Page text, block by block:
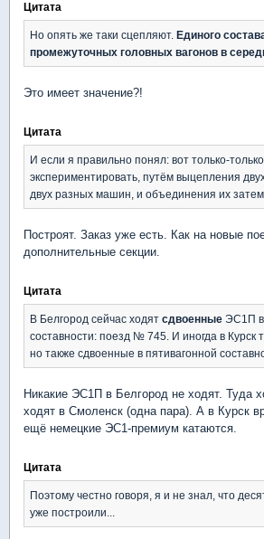
Цитата
Но опять же таки сцепляют. Единого
промежуточных головных вагонов в
Это имеет значение?!
Цитата
И если я правильно понял: вот только-
экспериментировать, путём выцепления
двух разных машин, и объединения их затем
Построят. Заказ уже есть. Как на новые
дополнительные секции.
Цитата
В Белгород сейчас ходят сдвоенные ЭС1П в
составности: поезд № 745. И иногда в Курск
но также сдвоенные в пятивагонной
Никакие ЭС1П в Белгород не ходят. Туда
ходят в Смоленск (одна пара). А в Курск
ещё немецкие ЭС1-премиум катаются.
Цитата
Поэтому честно говоря, я и не знал, что
уже построили...